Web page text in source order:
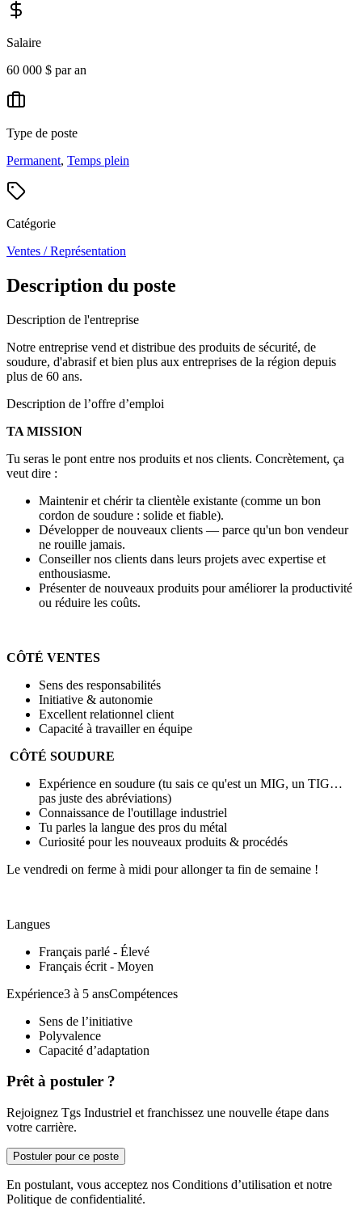
Salaire
60 000 $ par an
Type de poste
Permanent, Temps plein
Catégorie
Ventes / Représentation
Description du poste
Description de l'entreprise
Notre entreprise vend et distribue des produits de sécurité, de
soudure, d'abrasif et bien plus aux entreprises de la région depuis
plus de 60 ans.
Description de l’offre d’emploi
TA MISSION
Tu seras le pont entre nos produits et nos clients. Concrètement, ça
veut dire :
Maintenir et chérir ta clientèle existante (comme un bon
cordon de soudure : solide et fiable).
Développer de nouveaux clients — parce qu'un bon vendeur
ne rouille jamais.
Conseiller nos clients dans leurs projets avec expertise et
enthousiasme.
Présenter de nouveaux produits pour améliorer la productivité
ou réduire les coûts.
CÔTÉ VENTES
Sens des responsabilités
Initiative & autonomie
Excellent relationnel client
Capacité à travailler en équipe
CÔTÉ SOUDURE
Expérience en soudure (tu sais ce qu'est un MIG, un TIG…
pas juste des abréviations)
Connaissance de l'outillage industriel
Tu parles la langue des pros du métal
Curiosité pour les nouveaux produits & procédés
Le vendredi on ferme à midi pour allonger ta fin de semaine !
Langues
Français parlé - Élevé
Français écrit - Moyen
Expérience3 à 5 ansCompétences
Sens de l’initiative
Polyvalence
Capacité d’adaptation
Prêt à postuler ?
Rejoignez Tgs Industriel et franchissez une nouvelle étape dans
votre carrière.
Postuler pour ce poste
En postulant, vous acceptez nos Conditions d’utilisation et notre
Politique de confidentialité.